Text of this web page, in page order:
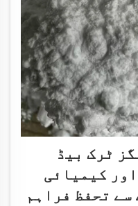
ٹرک بیڈ
کیمیائی
سے تحفظ فراہم